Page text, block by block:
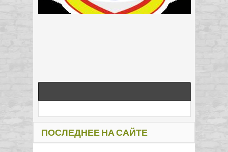
ПОСЛЕДНЕЕ НА САЙТЕ